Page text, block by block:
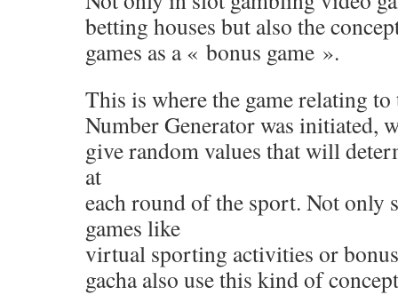
betting houses but also the
games as a « bonus game ».
This is where the game relating
Number Generator was initiated,
give random values ​​that will
at
each round of the sport. Not only
games like
virtual sporting activities or
gacha also use this kind of